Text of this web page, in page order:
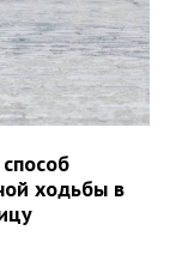
ходьбы в